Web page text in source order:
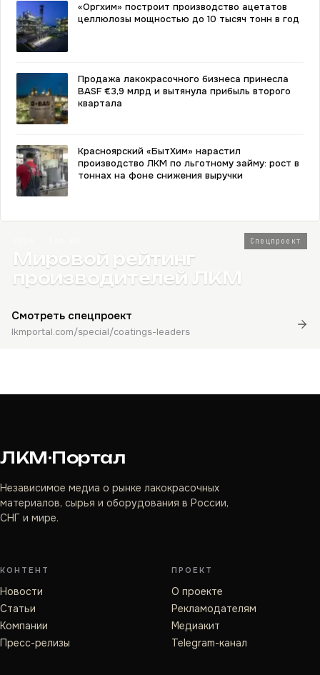
«Оргхим» построит производство ацетатов
целлюлозы мощностью до 10 тысяч тонн в год
Продажа лакокрасочного бизнеса принесла
BASF €3,9 млрд и вытянула прибыль второго
квартала
Красноярский «БытХим» нарастил
производство ЛКМ по льготному займу: рост в
тоннах на фоне снижения выручки
Спецпроект
Мировой рейтинг
производителей ЛКМ
Смотреть спецпроект
lkmportal.com/special/coatings-leaders
ЛКМ·Портал
Независимое медиа о рынке лакокрасочных
материалов, сырья и оборудования в России,
СНГ и мире.
КОНТЕНТ
Новости
Статьи
Компании
Пресс-релизы
ПРОЕКТ
О проекте
Рекламодателям
Медиакит
Telegram-канал